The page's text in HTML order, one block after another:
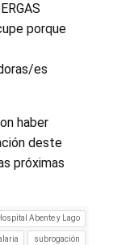
porque
es
haber
deste
próximas
Abente y Lago
subrogación